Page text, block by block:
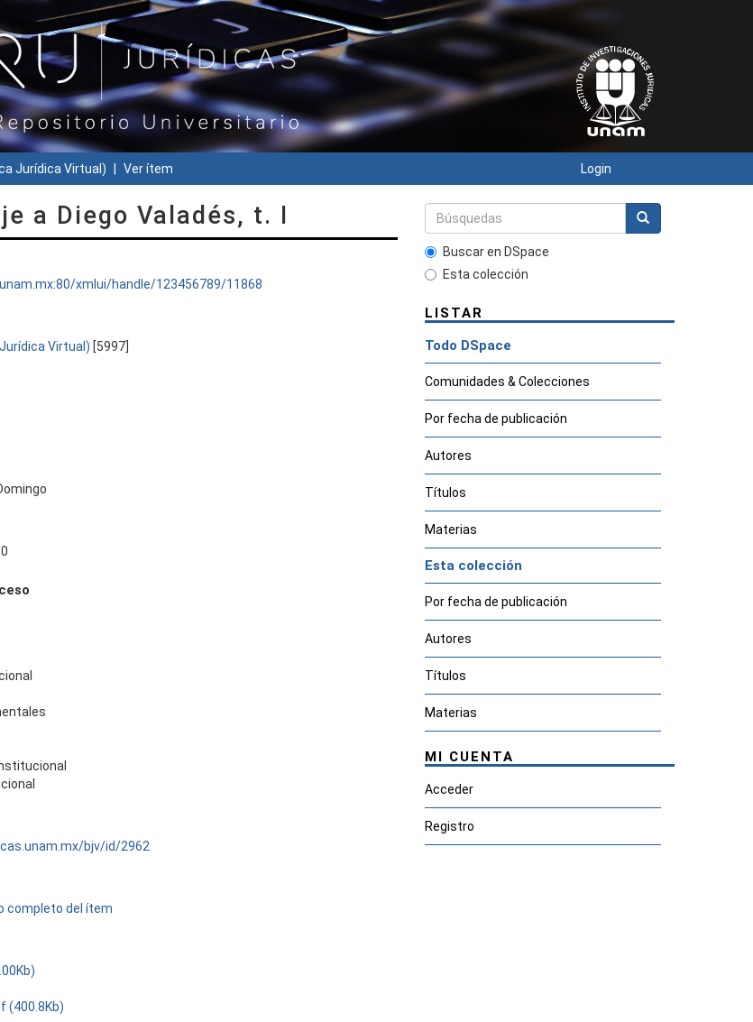
Jurídica Virtual) Ver ítem Login
a Diego Valadés, t. I
xmlui/handle/123456789/11868
Virtual) [5997]
bjv/id/2962
completo del ítem
(400.8Kb)
Buscar en DSpace
Esta colección
LISTAR
Todo DSpace
Comunidades & Colecciones
Por fecha de publicación
Autores
Títulos
Materias
Esta colección
Por fecha de publicación
Autores
Títulos
Materias
MI CUENTA
Acceder
Registro